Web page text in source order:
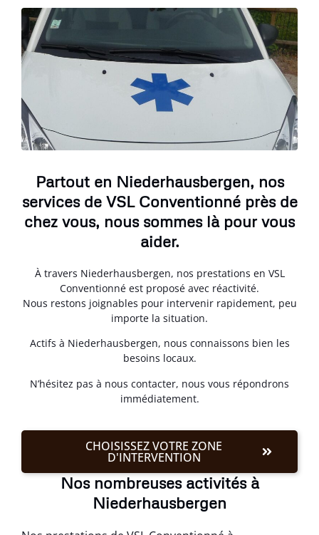
Partout en Niederhausbergen, nos
services de VSL Conventionné près de
chez vous, nous sommes là pour vous
aider.
À travers Niederhausbergen, nos prestations en VSL
Conventionné est proposé avec réactivité.
Nous restons joignables pour intervenir rapidement, peu
importe la situation.
Actifs à Niederhausbergen, nous connaissons bien les
besoins locaux.
N’hésitez pas à nous contacter, nous vous répondrons
immédiatement.
CHOISISSEZ VOTRE ZONE
D'INTERVENTION
Nos nombreuses activités à
Niederhausbergen